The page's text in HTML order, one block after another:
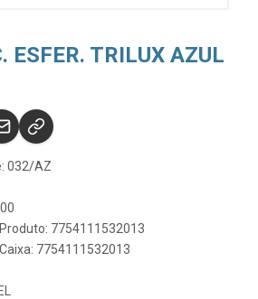
ESFER. TRILUX AZUL
032/AZ
7754111532013
7754111532013